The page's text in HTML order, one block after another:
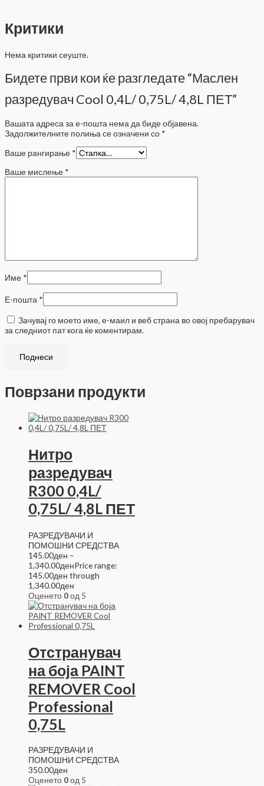
Критики
Нема критики сеуште.
Бидете први кои ќе разгледате “Маслен
разредувач Cool 0,4L/ 0,75L/ 4,8L ПЕТ”
Вашата адреса за е-пошта нема да биде објавена.
Задолжителните полиња се означени со *
Ваше рангирање *
Ваше мислење *
Име *
Е-пошта *
Зачувај го моето име, е-маил и веб страна во овој пребарувач
за следниот пат кога ќе коментирам.
Поврзани продукти
Нитро
разредувач
R300 0,4L/
0,75L/ 4,8L ПЕТ
РАЗРЕДУВАЧИ И
ПОМОШНИ СРЕДСТВА
145.00ден –
1,340.00денPrice range:
145.00ден through
1,340.00ден
Оценето 0од 5
Отстранувач
на боја PAINT
REMOVER Cool
Professional
0,75L
РАЗРЕДУВАЧИ И
ПОМОШНИ СРЕДСТВА
350.00ден
Оценето 0од 5